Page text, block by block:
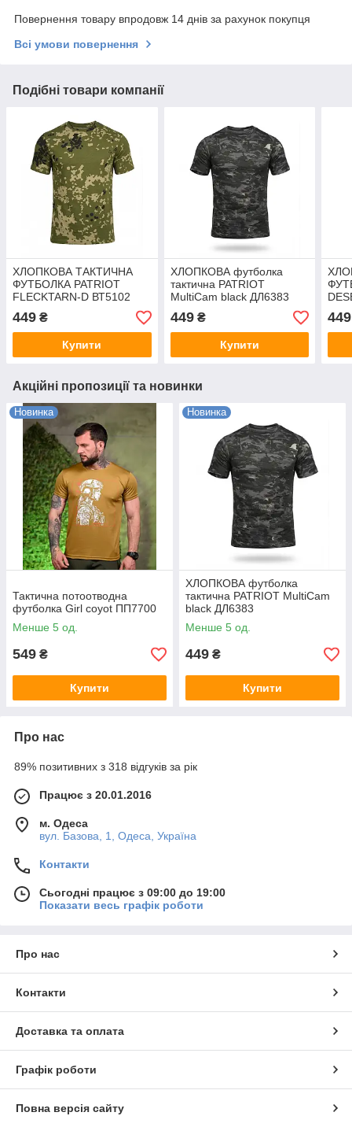
Повернення товару впродовж 14 днів за рахунок покупця
Всі умови повернення
Подібні товари компанії
ХЛОПКОВА ТАКТИЧНА
ФУТБОЛКА PATRIOT
FLECKTARN-D ВТ5102
449 ₴
Купити
ХЛОПКОВА футболка
тактична PATRIOT
MultiCam black ДЛ6383
449₴
Купити
449
Акційні пропозиції та новинки
Новинка
Тактична потоотводна
футболка Girl coyot ПП7700
Менше 5 од.
549 ₴
Купити
Новинка
ХЛОПКОВА футболка
тактична PATRIOT MultiCam
black ДЛ6383
Менше 5 од.
449 ₴
Купити
Про нас
89% позитивних з 318 відгуків за рік
Працює з 20.01.2016
м. Одеса
вул. Базова, 1, Одеса, Україна
Контакти
Сьогодні працює з 09:00 до 19:00
Показати весь графік роботи
Про нас
Контакти
Доставка та оплата
Графік роботи
Повна версія сайту